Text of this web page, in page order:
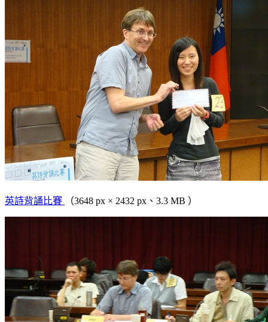
英詩背誦比賽 （3648 px × 2432 px、3.3 MB ）